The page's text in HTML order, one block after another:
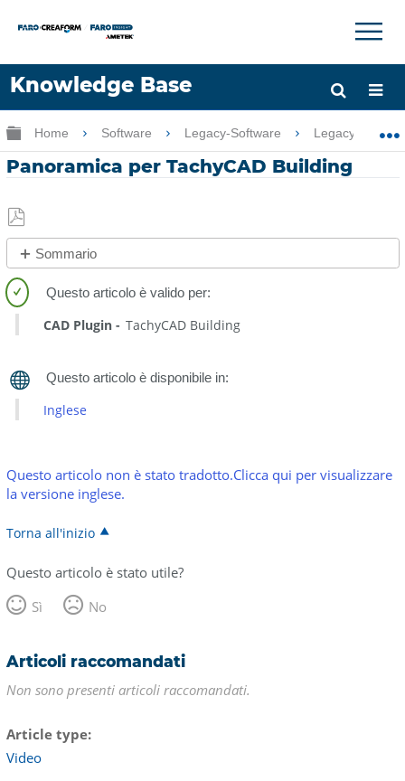
Knowledge Base
Lingua
Chiedere aiuto Accesso
×
Ingrandisci/riduci gerarchia globale
Home Software Legacy-Software Legacy-
Panoramica per TachyCAD Building
Salva
come
PDF
Sommario
No
intestazioni
CAD Plugin TachyCAD Building
Inglese
Questo articolo non è stato tradotto.Clicca qui per visualizzare
la versione inglese.
Torna all'inizio
Questo articolo è stato utile?
Sì
No
Articoli raccomandati
Non sono presenti articoli raccomandati.
Article type
Video